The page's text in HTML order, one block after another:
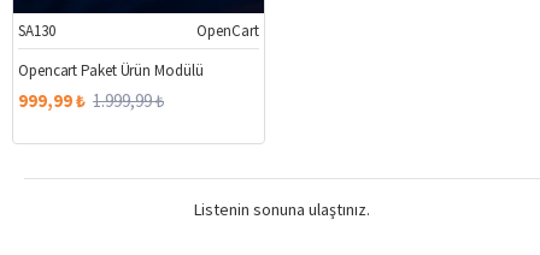
%50
SA130
OpenCart
Opencart Paket Ürün Modülü
999,99 ₺ 1.999,99 ₺
Listenin sonuna ulaştınız.